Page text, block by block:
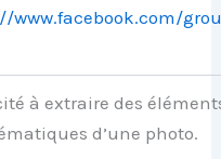
www.facebook.com/
à extraire des
d’une photo.